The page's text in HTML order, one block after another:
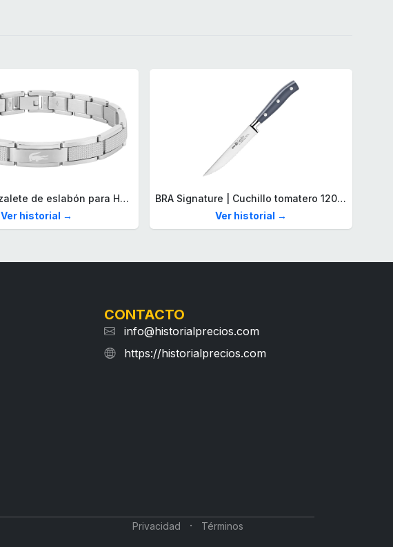
Lacoste Brazalete de eslabón para Hombre Colección STENCIL de Acero inoxidable
Ver historial →
BRA Signature | Cuchillo tomatero 120 mm, Acero Inoxidable alemán forjado con Molibdeno Vanadio, Mango Remachado ABS, Diseño Ergonómico, Hoja 1,6 mm espesor
Ver historial →
CONTACTO
info@historialprecios.com
https://historialprecios.com
Privacidad · Términos